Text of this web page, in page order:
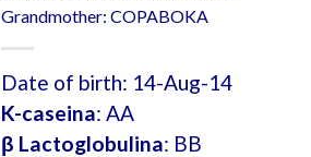
Grandmother: COPABOKA
Date of birth: 14-Aug-14
K-caseina: AA
β Lactoglobulina: BB